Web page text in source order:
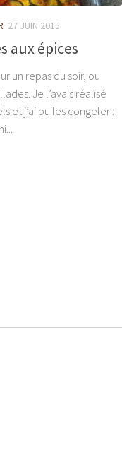
27 JUIN 2015
aux épices
un repas du soir, ou
Je l’avais réalisé
et j’ai pu les congeler :